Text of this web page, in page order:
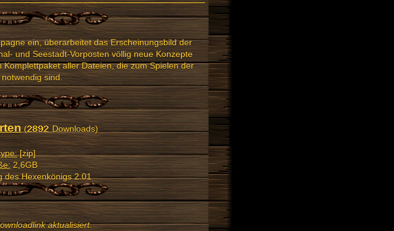
ein, überarbeitet das Erscheinungsbild der
und Seestadt-Vorposten völlig neue Konzepte
aller Dateien, die zum Spielen der
sind.
( Downloads)
[zip]
2,6GB
des Hexenkönigs 2.01
aktualisiert.